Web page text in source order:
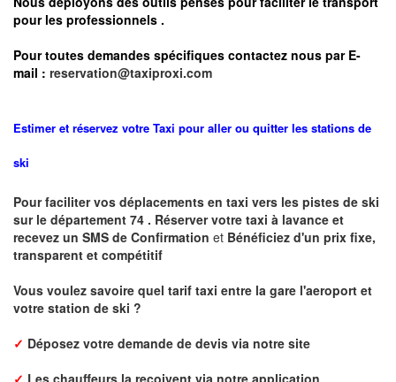
pour les professionnels .
Pour toutes demandes spécifiques contactez nous par E-
mail : reservation@taxiproxi.com
Estimer et réservez votre Taxi pour aller ou quitter les stations de
ski
Pour faciliter vos déplacements en taxi vers les pistes de ski
sur le département 74 . Réserver votre taxi à lavance et
recevez un SMS de Confirmation et Bénéficiez d'un prix fixe,
transparent et compétitif
Vous voulez savoire quel tarif taxi entre la gare l'aeroport et
votre station de ski ?
✓ Déposez votre demande de devis via notre site
✓ Les chauffeurs la reçoivent via notre application